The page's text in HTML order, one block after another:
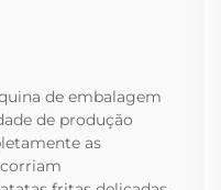
de embalagem
de produção
as